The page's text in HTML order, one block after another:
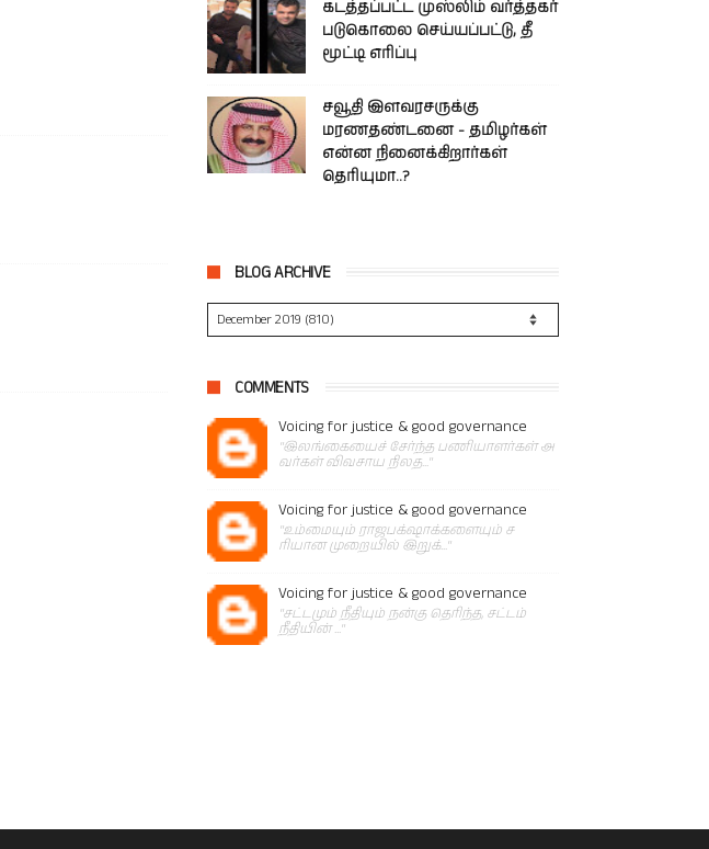
கடத்தப்பட்ட முஸ்லிம் வர்த்தகர்
படுகொலை செய்யப்பட்டு, தீ
மூட்டி எரிப்பு
சவூதி இளவரசருக்கு
மரணதண்டனை - தமிழர்கள்
என்ன நினைக்கிறார்கள்
தெரியுமா..?
BLOG ARCHIVE
COMMENTS
Voicing for justice & good governance
"இலங்கையைச் சேர்ந்த பணியாளர்கள் அ
வர்கள் விவசாய நிலத..."
Voicing for justice & good governance
"உம்மையும் ராஜபக்‌ஷாக்களையும் ச
ரியான முறையில் இறுக்..."
Voicing for justice & good governance
"சட்டமும் நீதியும் நன்கு தெரிந்த, சட்டம்
நீதியின் ..."